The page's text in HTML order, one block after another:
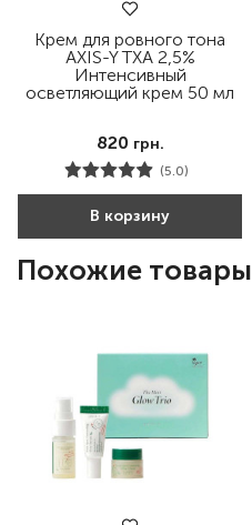
Крем для ровного тона
AXIS-Y TXA 2,5%
Интенсивный
осветляющий крем 50 мл
820 грн.
(5.0)
В корзину
Похожие товары